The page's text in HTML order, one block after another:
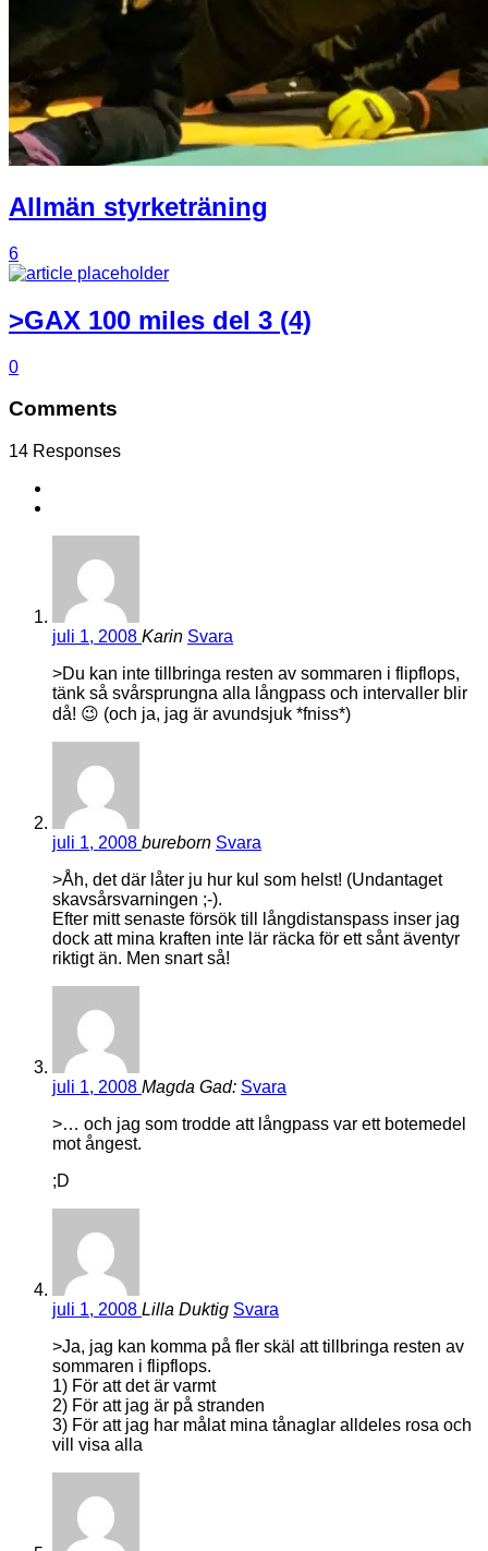
Allmän styrketräning
6
>GAX 100 miles del 3 (4)
0
Comments
14 Responses
juli 1, 2008 Karin Svara
>Du kan inte tillbringa resten av sommaren i flipflops,
tänk så svårsprungna alla långpass och intervaller blir
då! 😉 (och ja, jag är avundsjuk *fniss*)
juli 1, 2008 bureborn Svara
>Åh, det där låter ju hur kul som helst! (Undantaget
skavsårsvarningen ;-).
Efter mitt senaste försök till långdistanspass inser jag
dock att mina kraften inte lär räcka för ett sånt äventyr
riktigt än. Men snart så!
juli 1, 2008 Magda Gad: Svara
>… och jag som trodde att långpass var ett botemedel
mot ångest.
;D
juli 1, 2008 Lilla Duktig Svara
>Ja, jag kan komma på fler skäl att tillbringa resten av
sommaren i flipflops.
1) För att det är varmt
2) För att jag är på stranden
3) För att jag har målat mina tånaglar alldeles rosa och
vill visa alla